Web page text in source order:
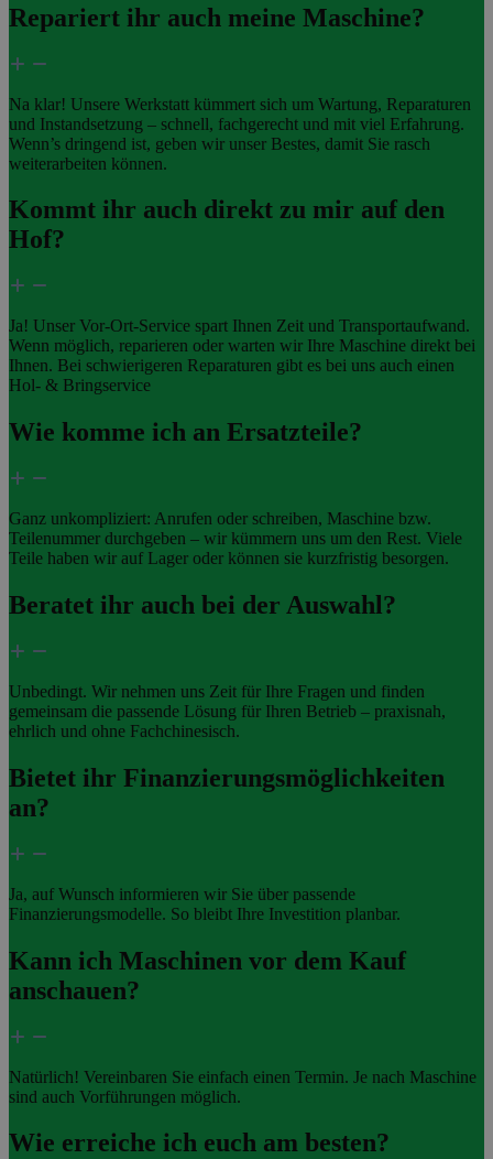
Repariert ihr auch meine Maschine?
Na klar! Unsere Werkstatt kümmert sich um Wartung, Reparaturen
und Instandsetzung – schnell, fachgerecht und mit viel Erfahrung.
Wenn’s dringend ist, geben wir unser Bestes, damit Sie rasch
weiterarbeiten können.
Kommt ihr auch direkt zu mir auf den
Hof?
Ja! Unser Vor-Ort-Service spart Ihnen Zeit und Transportaufwand.
Wenn möglich, reparieren oder warten wir Ihre Maschine direkt bei
Ihnen. Bei schwierigeren Reparaturen gibt es bei uns auch einen
Hol- & Bringservice
Wie komme ich an Ersatzteile?
Ganz unkompliziert: Anrufen oder schreiben, Maschine bzw.
Teilenummer durchgeben – wir kümmern uns um den Rest. Viele
Teile haben wir auf Lager oder können sie kurzfristig besorgen.
Beratet ihr auch bei der Auswahl?
Unbedingt. Wir nehmen uns Zeit für Ihre Fragen und finden
gemeinsam die passende Lösung für Ihren Betrieb – praxisnah,
ehrlich und ohne Fachchinesisch.
Bietet ihr Finanzierungsmöglichkeiten
an?
Ja, auf Wunsch informieren wir Sie über passende
Finanzierungsmodelle. So bleibt Ihre Investition planbar.
Kann ich Maschinen vor dem Kauf
anschauen?
Natürlich! Vereinbaren Sie einfach einen Termin. Je nach Maschine
sind auch Vorführungen möglich.
Wie erreiche ich euch am besten?